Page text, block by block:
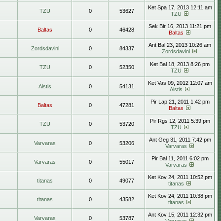
TZU 0 53627
Ket Spa 17, 2013 12:11 am
TZU
Baltas 0 46428
Sek Bir 16, 2013 11:21 pm
Baltas
Zordsdavini 0 84337
Ant Bal 23, 2013 10:26 am
Zordsdavini
TZU 0 52350
Ket Bal 18, 2013 8:26 pm
TZU
Aistis 0 54131
Ket Vas 09, 2012 12:07 am
Aistis
Baltas 0 47281
Pir Lap 21, 2011 1:42 pm
Baltas
TZU 0 53720
Pir Rgs 12, 2011 5:39 pm
TZU
Varvaras 0 53206
Ant Geg 31, 2011 7:42 pm
Varvaras
Varvaras 0 55017
Pir Bal 11, 2011 6:02 pm
Varvaras
titanas 0 49077
Ket Kov 24, 2011 10:52 pm
titanas
titanas 0 43582
Ket Kov 24, 2011 10:38 pm
titanas
Varvaras 0 53787
Ant Kov 15, 2011 12:32 pm